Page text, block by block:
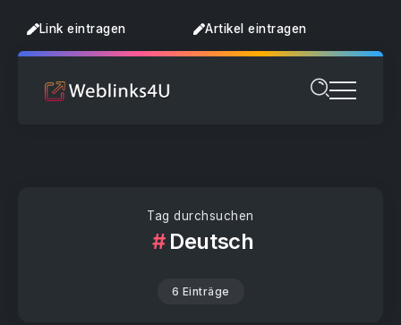
Link eintragen Artikel eintragen
Tag durchsuchen
Deutsch
6 Einträge